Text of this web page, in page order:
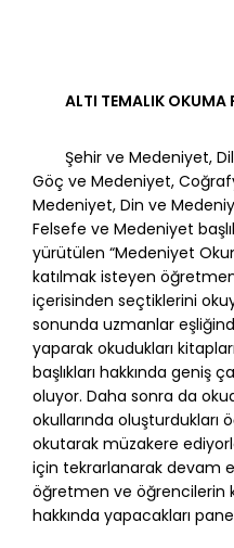
ALTI TEMALIK OKUMA
Şehir ve Medeniyet,
Göç ve Medeniyet,
Medeniyet, Din ve
Felsefe ve Medeniyet
yürütülen “Medeniyet
katılmak isteyen
içerisinden seçtiklerini
sonunda uzmanlar
yaparak okudukları
başlıkları hakkında geniş
oluyor. Daha sonra da
okullarında oluşturdukları
okutarak müzakere
için tekrarlanarak devam
öğretmen ve öğrencilerin
hakkında yapacakları